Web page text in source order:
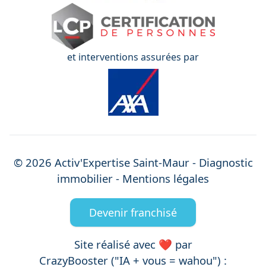
et interventions assurées par
© 2026 Activ'Expertise Saint-Maur- Diagnostic
immobilier - Mentions légales
Devenir franchisé
Site réalisé avec ❤️ par
CrazyBooster ("IA + vous = wahou") :